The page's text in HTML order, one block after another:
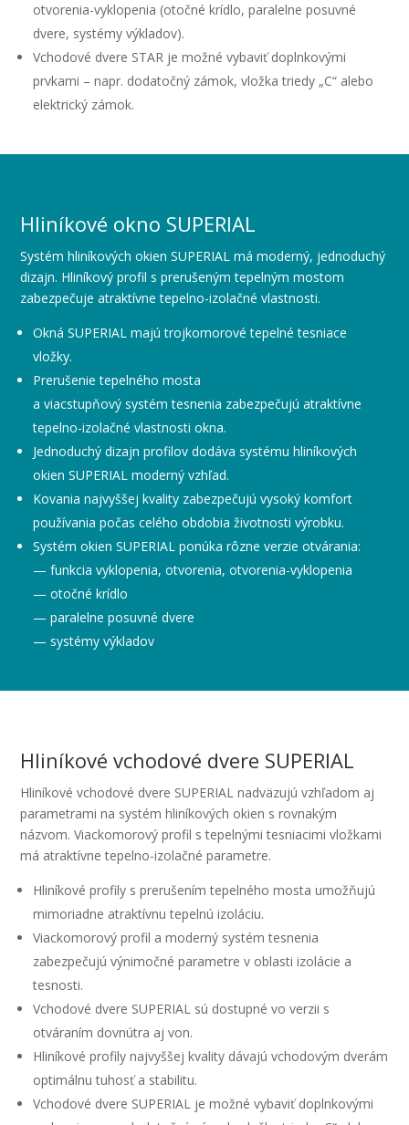
otvorenia-vyklopenia (otočné krídlo, paralelne posuvné
dvere, systémy výkladov).
Vchodové dvere STAR je možné vybaviť doplnkovými
prvkami – napr. dodatočný zámok, vložka triedy „C“ alebo
elektrický zámok.
Hliníkové okno SUPERIAL
Systém hliníkových okien SUPERIAL má moderný, jednoduchý
dizajn. Hliníkový profil s prerušeným tepelným mostom
zabezpečuje atraktívne tepelno-izolačné vlastnosti.
Okná SUPERIAL majú trojkomorové tepelné tesniace
vložky.
Prerušenie tepelného mosta
a viacstupňový systém tesnenia zabezpečujú atraktívne
tepelno-izolačné vlastnosti okna.
Jednoduchý dizajn profilov dodáva systému hliníkových
okien SUPERIAL moderný vzhľad.
Kovania najvyššej kvality zabezpečujú vysoký komfort
používania počas celého obdobia životnosti výrobku.
Systém okien SUPERIAL ponúka rôzne verzie otvárania:
— funkcia vyklopenia, otvorenia, otvorenia-vyklopenia
— otočné krídlo
— paralelne posuvné dvere
— systémy výkladov
Hliníkové vchodové dvere SUPERIAL
Hliníkové vchodové dvere SUPERIAL nadväzujú vzhľadom aj
parametrami na systém hliníkových okien s rovnakým
názvom. Viackomorový profil s tepelnými tesniacimi vložkami
má atraktívne tepelno-izolačné parametre.
Hliníkové profily s prerušením tepelného mosta umožňujú
mimoriadne atraktívnu tepelnú izoláciu.
Viackomorový profil a moderný systém tesnenia
zabezpečujú výnimočné parametre v oblasti izolácie a
tesnosti.
Vchodové dvere SUPERIAL sú dostupné vo verzii s
otváraním dovnútra aj von.
Hliníkové profily najvyššej kvality dávajú vchodovým dverám
optimálnu tuhosť a stabilitu.
Vchodové dvere SUPERIAL je možné vybaviť doplnkovými